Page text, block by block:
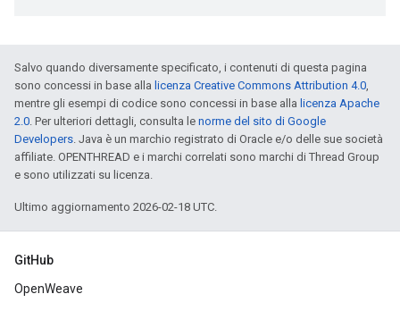
Salvo quando diversamente specificato, i contenuti di questa pagina
sono concessi in base alla licenza Creative Commons Attribution 4.0,
mentre gli esempi di codice sono concessi in base alla licenza Apache
2.0. Per ulteriori dettagli, consulta le norme del sito di Google
Developers. Java è un marchio registrato di Oracle e/o delle sue società
affiliate. OPENTHREAD e i marchi correlati sono marchi di Thread Group
e sono utilizzati su licenza.
Ultimo aggiornamento 2026-02-18 UTC.
GitHub
OpenWeave